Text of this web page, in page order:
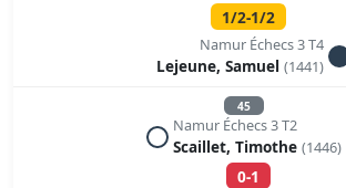
1/2-1/2
Namur Échecs 3 T4
Lejeune, Samuel (1441)
45
Namur Échecs 3 T2
Scaillet, Timothe (1446)
0-1